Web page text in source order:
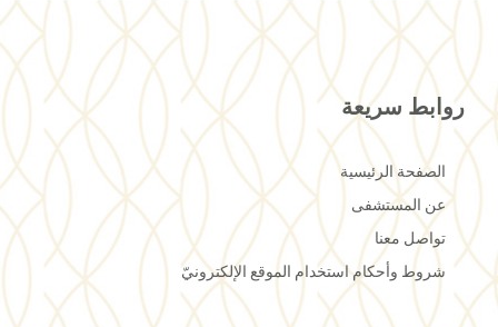
روابط سريعة
الصفحة الرئيسية
عن المستشفى
تواصل معنا
شروط وأحكام استخدام الموقع الإلكترونيّ